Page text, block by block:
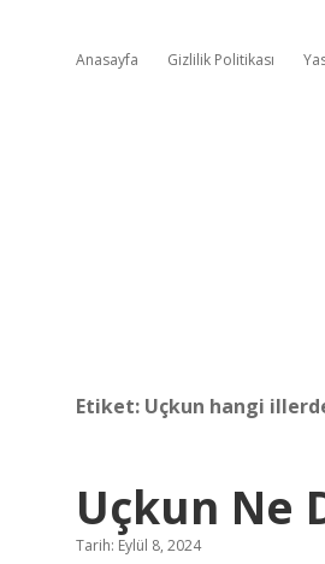
Anasayfa Gizlilik Politikası
Etiket: Uçkun hangi
Uçkun Ne
Tarih: Eylül 8, 2024